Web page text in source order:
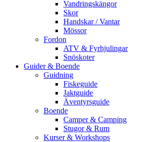
Vandringskängor
Skor
Handskar / Vantar
Mössor
Fordon
ATV & Fyrhjulingar
Snöskoter
Guider & Boende
Guidning
Fiskeguide
Jaktguide
Äventyrsguide
Boende
Camper & Camping
Stugor & Rum
Kurser & Workshops